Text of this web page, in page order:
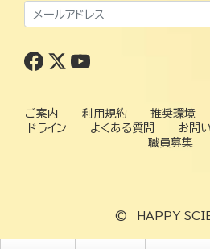
ご案内 利用規約 推奨環境
ドライン
よくある質問 お問
職員募集
© HAPPY